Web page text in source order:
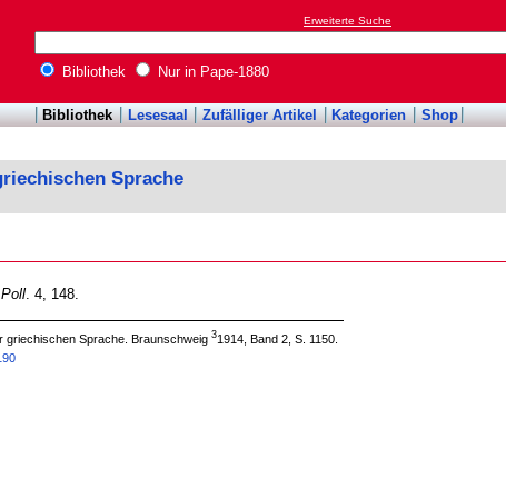
Erweiterte Suche
Bibliothek Nur in Pape-1880
Bibliothek Lesesaal Zufälliger Artikel Kategorien Shop
Sprache
Poll. 4, 148.
griechischen Sprache. Braunschweig31914, Band 2, S. 1150.